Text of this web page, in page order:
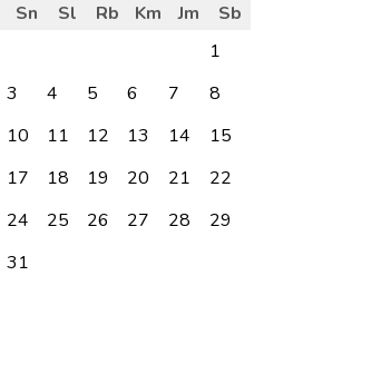
Sn Sl Rb Km Jm
Sb
1
3 4 5 6 7
8
10 11 12 13 14
15
17 18 19 20 21
22
24 25 26 27 28
29
31